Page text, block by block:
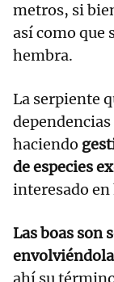
metros, si
así como que
hembra.
La serpiente
dependencias
haciendo
de especies
interesado en
Las boas son